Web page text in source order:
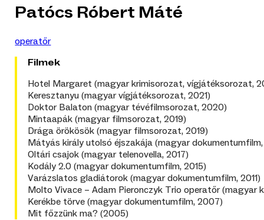
Patócs Róbert Máté
operatőr
Filmek
Hotel Margaret (magyar krimisorozat, vígjátéksorozat,
Keresztanyu (magyar vígjátéksorozat, 2021)
Doktor Balaton (magyar tévéfilmsorozat, 2020)
Mintaapák (magyar filmsorozat, 2019)
Drága örökösök (magyar filmsorozat, 2019)
Mátyás király utolsó éjszakája (magyar
Oltári csajok (magyar telenovella, 2017)
Kodály 2.0 (magyar dokumentumfilm, 2015)
Varázslatos gladiátorok (magyar dokumentumfilm, 2011)
Molto Vivace – Adam Pieronczyk Trio operatőr (magyar
Kerékbe törve (magyar dokumentumfilm, 2007)
Mit főzzünk ma? (2005)